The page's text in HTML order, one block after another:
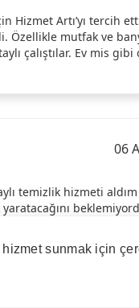
Hizmet Artı’yı tercih
Özellikle mutfak ve
çalıştılar. Ev mis
06
temizlik hizmeti aldım
yapılan temizlik
normalde gözden
dolap içleri, kapı
Gelen ekip hem
sunmak için